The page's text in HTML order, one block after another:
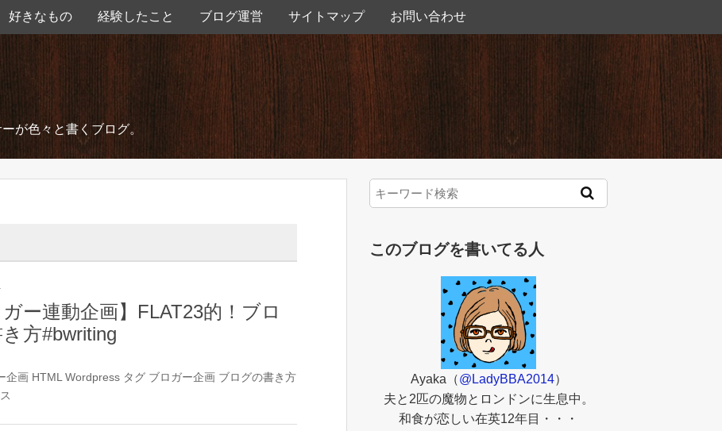
好きなもの 経験したこと ブログ運営 サイトマップ お問い合わせ
が色々と書くブログ。
ガー連動企画】FLAT23的！ブロ
方#bwriting
企画 HTML Wordpress タグ ブロガー企画 ブログの書き方
このブログを書いてる人
Ayaka（@LadyBBA2014）
夫と2匹の魔物とロンドンに生息中。
和食が恋しい在英12年目・・・